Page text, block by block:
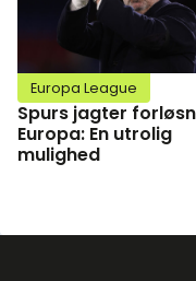
Europa League
Spurs jagter
Europa: En utrolig
mulighed